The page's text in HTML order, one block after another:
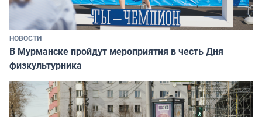
НОВОСТИ
В Мурманске пройдут мероприятия в честь Дня
физкультурника